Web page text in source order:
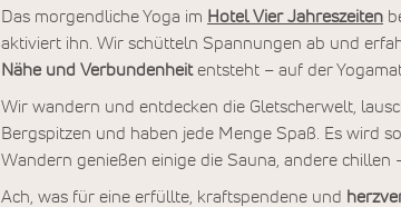
Das morgendliche Yoga im Hotel Vier Jahreszeiten
aktiviert ihn. Wir schütteln Spannungen ab und
Nähe und Verbundenheitentsteht – auf der
Wir wandern und entdecken die Gletscherwelt,
Bergspitzen und haben jede Menge Spaß. Es wird
Wandern genießen einige die Sauna, andere chillen
Ach, was für eine erfüllte, kraftspendene und